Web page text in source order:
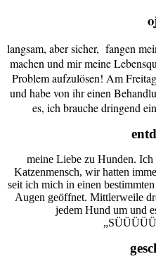
langsam, aber sicher, fangen
machen und mir meine
Problem aufzulösen! Am
und habe von ihr einen
es, ich brauche dringend
meine Liebe zu Hunden.
Katzenmensch, wir hatten
seit ich mich in einen
Augen geöffnet. Mittlerweile
jedem Hund um und